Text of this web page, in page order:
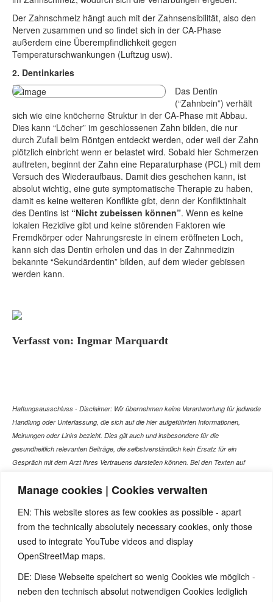
Manage cookies | Cookies verwalten
EN: This website stores as few cookies as possible - apart
from the technically absolutely necessary cookies, only those
used to integrate YouTube videos and display
OpenStreetMap maps.
DE: Diese Webseite speichert so wenig Cookies wie möglich -
neben den technisch absolut notwendigen Cookies lediglich
Der Zahnschmelz hängt auch mit der Zahnsensibilität, also den
Nerven zusammen und so findet sich in der CA-Phase
außerdem eine Überempfindlichkeit gegen
Temperaturschwankungen (Luftzug usw).
2. Dentinkaries
Das Dentin
(“Zahnbein”) verhält
sich wie eine knöcherne Struktur in der CA-Phase mit Abbau.
Dies kann “Löcher” im geschlossenen Zahn bilden, die nur
durch Zufall beim Röntgen entdeckt werden, oder weil der Zahn
plötzlich einbricht wenn er belastet wird. Sobald hier Schmerzen
auftreten, beginnt der Zahn eine Reparaturphase (PCL) mit dem
Versuch des Wiederaufbaus. Damit dies geschehen kann, ist
absolut wichtig, eine gute symptomatische Therapie zu haben,
damit es keine weiteren Konflikte gibt, denn der Konfliktinhalt
des Dentins ist “Nicht zubeissen können”. Wenn es keine
lokalen Rezidive gibt und keine störenden Faktoren wie
Fremdkörper oder Nahrungsreste in einem eröffneten Loch,
kann sich das Dentin erholen und das in der Zahnmedizin
bekannte “Sekundärdentin” bilden, auf dem wieder gebissen
werden kann.
Verfasst von: Ingmar Marquardt
Haftungsausschluss - Disclaimer: Wir übernehmen keine Verantwortung für jedwede
Handlung oder Unterlassung, die sich auf die hier aufgeführten Informationen,
Meinungen oder Links bezieht. Dies gilt auch und insbesondere für die
gesundheitlich relevanten Beiträge, die selbstverständlich kein Ersatz für ein
Gespräch mit dem Arzt Ihres Vertrauens darstellen können. Bei den Texten auf
Versuch einer Diagnose oder Behandlung! Wir übernehmen keinerlei Gewähr für die
Website. Zusätzlich müssen wir jede Haftung oder Garantie ausschließen. Dies gilt
auch für alle Verweise (Links), die direkt oder indirekt angeboten werden. Wir
können für die Inhalte solcher externen Sites, die Sie mittels eines Links oder
sonstiger Hinweise erreichen, keine Verantwortung übernehmen. Ferner haften wir
können, die auf diesen externen Websites stehen